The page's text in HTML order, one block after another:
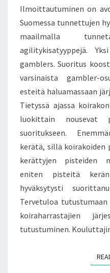
Ilmoittautuminen on
Suomessa tunnettujen
maailmalla
agilitykisatyyppejä.
gamblers. Suoritus
varsinaista gambler-
esteitä haluamassaan
Tietyssä ajassa
luokittain nousevat
suoritukseen.
kerätä, sillä koirakoiden
kerättyjen pisteiden
eniten pisteitä
hyväksytysti
Tervetuloa
koiraharrastajien
tutustuminen.